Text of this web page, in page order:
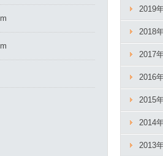
m
m
2019
2018
2017
2016
2015
2014
2013